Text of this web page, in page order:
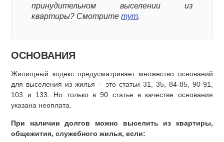
принудительном выселении из
квартиры? Смотритетут.
ОСНОВАНИЯ
Жилищный кодекс предусматривает множество оснований
для выселения из жилья – это статьи 31, 35, 84-85, 90-91,
103 и 133. Но только в 90 статье в качестве основания
указана неоплата.
При наличии долгов можно выселить из квартиры,
общежития, служебного жилья, если: